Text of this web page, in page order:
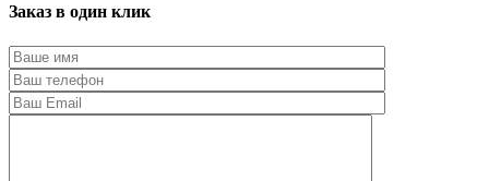
Заказ в один клик